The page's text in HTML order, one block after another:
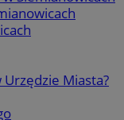
Urzędzie Miasta?